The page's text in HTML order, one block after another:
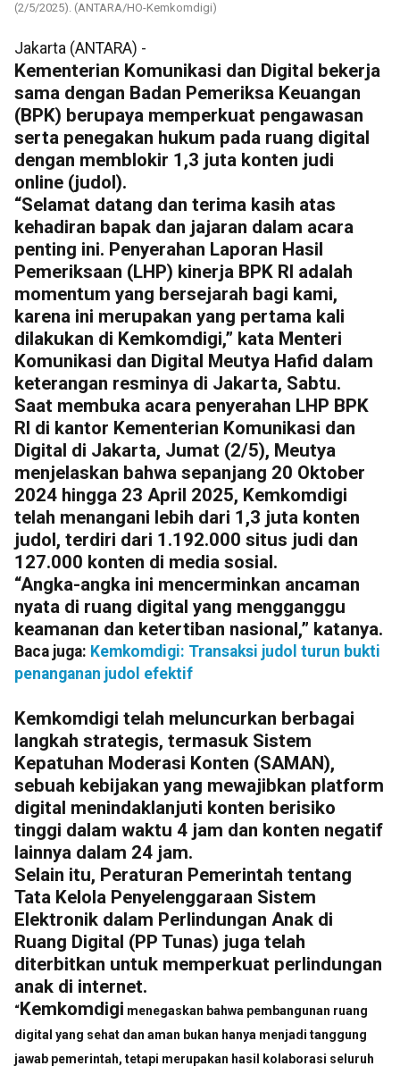
(2/5/2025). (ANTARA/HO-Kemkomdigi)
Jakarta (ANTARA) -
Kementerian Komunikasi dan Digital bekerja
sama dengan Badan Pemeriksa Keuangan
(BPK) berupaya memperkuat pengawasan
serta penegakan hukum pada ruang digital
dengan memblokir 1,3 juta konten judi
online (judol).
“Selamat datang dan terima kasih atas
kehadiran bapak dan jajaran dalam acara
penting ini. Penyerahan Laporan Hasil
Pemeriksaan (LHP) kinerja BPK RI adalah
momentum yang bersejarah bagi kami,
karena ini merupakan yang pertama kali
dilakukan di Kemkomdigi,” kata Menteri
Komunikasi dan Digital Meutya Hafid dalam
keterangan resminya di Jakarta, Sabtu.
Saat membuka acara penyerahan LHP BPK
RI di kantor Kementerian Komunikasi dan
Digital di Jakarta, Jumat (2/5), Meutya
menjelaskan bahwa sepanjang 20 Oktober
2024 hingga 23 April 2025, Kemkomdigi
telah menangani lebih dari 1,3 juta konten
judol, terdiri dari 1.192.000 situs judi dan
127.000 konten di media sosial.
“Angka-angka ini mencerminkan ancaman
nyata di ruang digital yang mengganggu
keamanan dan ketertiban nasional,” katanya.
Baca juga: Kemkomdigi: Transaksi judol turun bukti
penanganan judol efektif
Kemkomdigi telah meluncurkan berbagai
langkah strategis, termasuk Sistem
Kepatuhan Moderasi Konten (SAMAN),
sebuah kebijakan yang mewajibkan platform
digital menindaklanjuti konten berisiko
tinggi dalam waktu 4 jam dan konten negatif
lainnya dalam 24 jam.
Selain itu, Peraturan Pemerintah tentang
Tata Kelola Penyelenggaraan Sistem
Elektronik dalam Perlindungan Anak di
Ruang Digital (PP Tunas) juga telah
diterbitkan untuk memperkuat perlindungan
anak di internet.
“Kemkomdigi menegaskan bahwa pembangunan ruang
digital yang sehat dan aman bukan hanya menjadi tanggung
jawab pemerintah, tetapi merupakan hasil kolaborasi seluruh